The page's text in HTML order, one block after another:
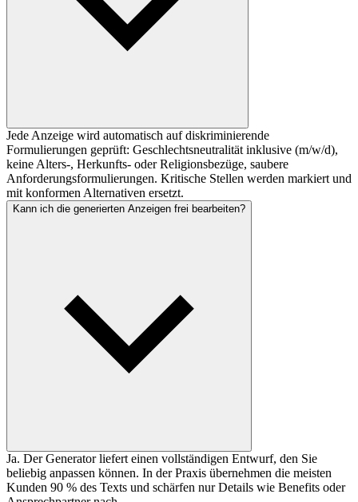
Jede Anzeige wird automatisch auf diskriminierende
Formulierungen geprüft: Geschlechtsneutralität inklusive (m/w/d),
keine Alters-, Herkunfts- oder Religionsbezüge, saubere
Anforderungsformulierungen. Kritische Stellen werden markiert und
mit konformen Alternativen ersetzt.
Kann ich die generierten Anzeigen frei bearbeiten?
Ja. Der Generator liefert einen vollständigen Entwurf, den Sie
beliebig anpassen können. In der Praxis übernehmen die meisten
Kunden 90 % des Texts und schärfen nur Details wie Benefits oder